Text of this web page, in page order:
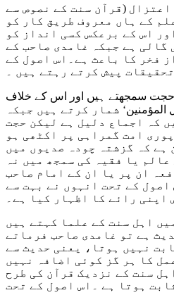
اعتزال (قرآن سنت کے نصوص سے
کے ہاں معروف طریق کار کو
اس کے برعکس کسی انداز کو
گالی ہے جبکہ غامدی صاحب کے
فخر کا باعث ہے۔اس اصول کے
پیش کرتے رہتے ہیں ۔
حجت سمجھتے ہیں اور اس کے خلاف
المؤمنین‘ شمار کرتے ہیں جبکہ
کہ اجماع دلیل ہے لیکن حجت
امت گمراہی پر اکٹھی ہو
ہے کہ گزشتہ چودہ صدیوں میں
یا فقیہ کی سمجھ میں نہ
ان پر یا ان کے امام صاحب
اصول کے تحت انہوں نے بہت سے
رائے کا اظہار کیا ہے۔
اہل سنت کے علما کہتے ہیں
ہے تو غامدی صاحب فرماتے
نہیں ہوتا، یعنی حدیث سے
کا ہر گز کوئی اضافہ نہیں
سنت کے نزدیک قرآن کی طرح
ہوتا ہے ۔اس اصول کے تحت